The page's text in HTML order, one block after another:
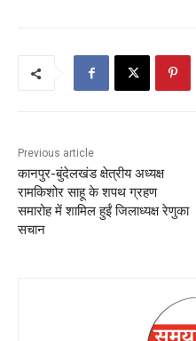
Previous article
कानपुर-बुंदेलखंड क्षेत्रीय अध्यक्ष
रामकिशोर साहू के शपथ ग्रहण
समारोह में शामिल हुईं जिलाध्यक्ष रेणुका
सचान